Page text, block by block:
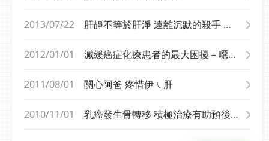
顯，許多患者直到感染、
意外發現異常。他強調，
生，而是在身體中長期潛
就是改變診斷與治療方向
的關鍵。立即預約血液腫
在骨盆後側的骨頭(圖為
骨髓檢查，抽吸與切片部
位)，並不會接觸背部中
線的脊柱而傷及神經的情
況，是一項安全簡單的檢
查，但診斷血液疾病，不
很重要的檢查。多發性骨
2013/07/22
肝靜不等於肝淨 遠離沉默的殺手 肝
2012/01/01
減緩癌症化療患者的最大困擾－噁心
2011/08/01
關心阿爸 疼惜伊ㄟ肝
2010/11/01
乳癌發生骨轉移 積極治療有助預後及